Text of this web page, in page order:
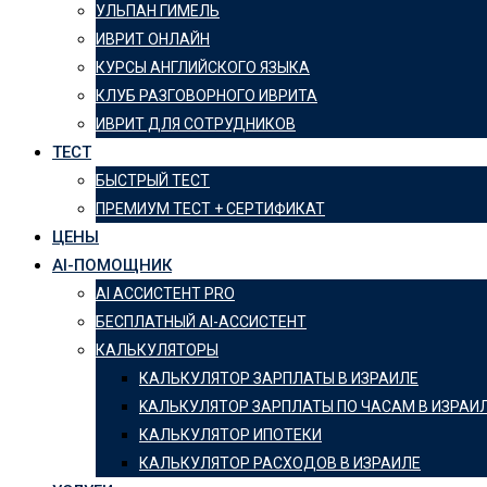
УЛЬПАН ГИМЕЛЬ
ИВРИТ ОНЛАЙН
КУРСЫ АНГЛИЙСКОГО ЯЗЫКА
КЛУБ РАЗГОВОРНОГО ИВРИТА
ИВРИТ ДЛЯ СОТРУДНИКОВ
ТЕСТ
БЫСТРЫЙ ТЕСТ
ПРЕМИУМ ТЕСТ + СЕРТИФИКАТ
ЦЕНЫ
AI-ПОМОЩНИК
AI АССИСТЕНТ PRO
БЕСПЛАТНЫЙ AI-АССИСТЕНТ
КАЛЬКУЛЯТОРЫ
КАЛЬКУЛЯТОР ЗАРПЛАТЫ В ИЗРАИЛЕ
KАЛЬКУЛЯТОР ЗАРПЛАТЫ ПО ЧАСАМ В
КАЛЬКУЛЯТОР ИПОТЕКИ
КАЛЬКУЛЯТОР РАСХОДОВ В ИЗРАИЛЕ